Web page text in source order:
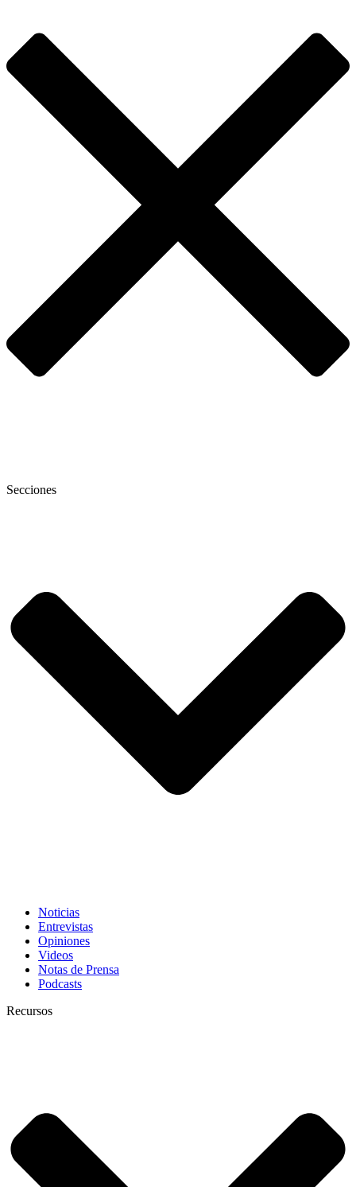
Secciones
Noticias
Entrevistas
Opiniones
Videos
Notas de Prensa
Podcasts
Recursos